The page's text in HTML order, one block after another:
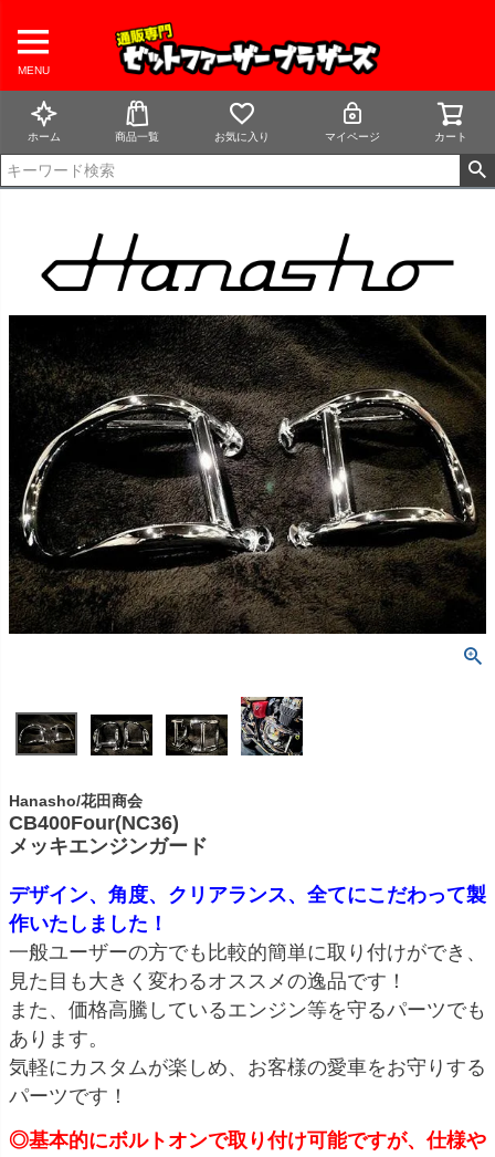
MENU
ホーム 商品一覧 お気に入り マイページ カート
Hanasho/花田商会
CB400Four(NC36)
メッキエンジンガード
デザイン、角度、クリアランス、全てにこだわって製
作いたしました！
一般ユーザーの方でも比較的簡単に取り付けができ、
見た目も大きく変わるオススメの逸品です！
また、価格高騰しているエンジン等を守るパーツでも
あります。
気軽にカスタムが楽しめ、お客様の愛車をお守りする
パーツです！
◎基本的にボルトオンで取り付け可能ですが、仕様や